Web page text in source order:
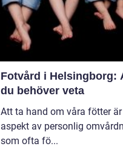
Fotvård i Helsingborg:
du behöver veta
Att ta hand om våra fötter
aspekt av personlig
som ofta fö...